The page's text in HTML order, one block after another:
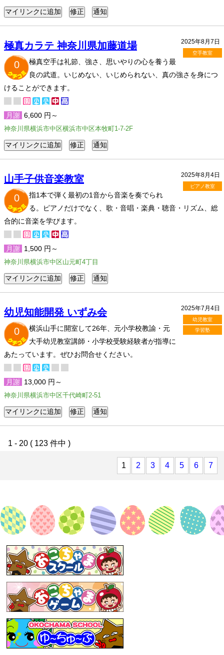
2025年8月7日
空手教室
極真カラテ 神奈川県加藤道場
0
極真空手は礼節、強さ、思いやりの心を養う最
良の武道。いじめない、いじめられない、真の強さを身につ
けることができます。
月謝 6,600 円～
神奈川県横浜市中区横浜市中区本牧町1-7-2F
2025年8月4日
ピアノ教室
山手子供音楽教室
0
指1本で弾く最初の1音から音楽を奏でられ
る。ピアノだけでなく、歌・音唱・楽典・聴音・リズム、総
合的に音楽を学びます。
月謝 1,500 円～
神奈川県横浜市中区山元町4丁目
2025年7月4日
幼児教室
学習塾
幼児知能開発 いずみ会
0
横浜山手に開室して26年、元小学校教諭・元
大手幼児教室講師・小学校受験経験者が指導に
あたっています。ぜひお問合せください。
月謝 13,000 円～
神奈川県横浜市中区千代崎町2-51
1 - 20 ( 123 件中 )
1 2 3 4 5 6 7